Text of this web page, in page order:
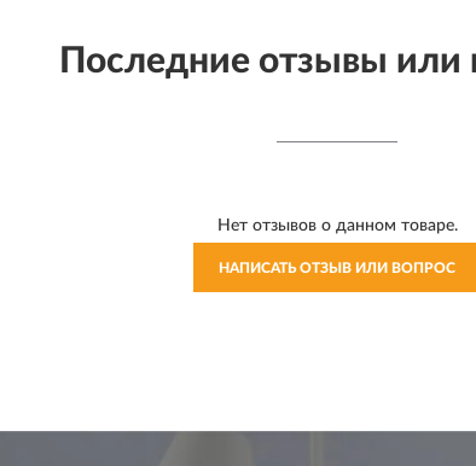
Последние отзывы или
Нет отзывов о данном товаре.
НАПИСАТЬ ОТЗЫВ ИЛИ ВОПРОС